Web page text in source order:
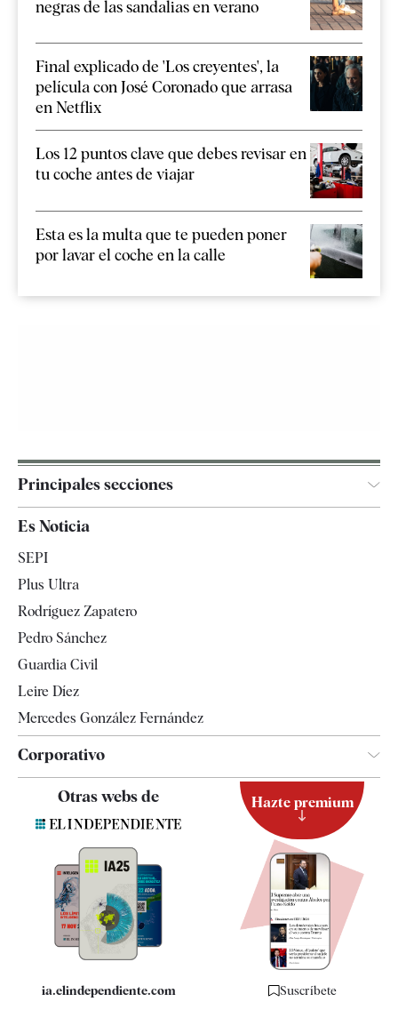
negras de las sandalias en verano
Final explicado de 'Los creyentes', la
película con José Coronado que arrasa
en Netflix
Los 12 puntos clave que debes revisar en
tu coche antes de viajar
Esta es la multa que te pueden poner
por lavar el coche en la calle
Principales secciones
España
Televisión
Es Noticia
SEPI
Plus Ultra
Rodríguez Zapatero
Pedro Sánchez
Guardia Civil
Leire Díez
Mercedes González Fernández
Corporativo
Contacto
Quiénes somos
Especificaciones
Otras webs de
ia.elindependiente.com
Hazte premium
Suscríbete